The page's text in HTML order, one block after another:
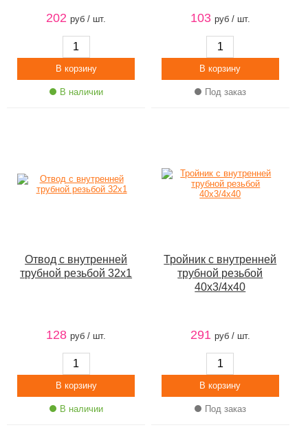
202 руб / шт.
В наличии
103 руб / шт.
Под заказ
Отвод с внутренней
трубной резьбой 32х1
128 руб / шт.
В наличии
Тройник с внутренней
трубной резьбой
40х3/4х40
291 руб / шт.
Под заказ